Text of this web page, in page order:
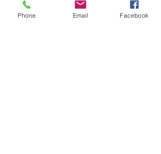
Phone Email Facebook